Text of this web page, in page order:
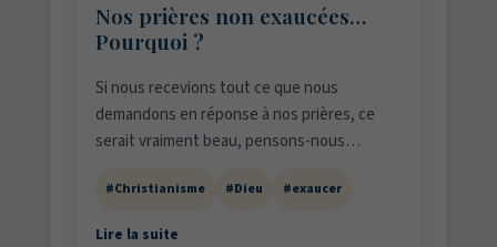
Nos prières non exaucées…
Pourquoi ?
Si nous recevions tout ce que nous
demandons en réponse à nos prières, ce
serait vraiment beau, pensons-nous…
#Christianisme #Dieu #exaucer
Lire la suite